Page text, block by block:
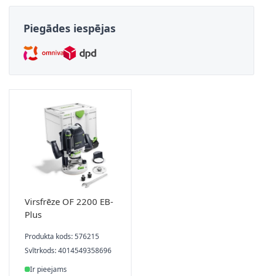
Piegādes iespējas
Virsfrēze OF 2200 EB-
Plus
Produkta kods: 576215
Svītrkods: 4014549358696
Ir pieejams